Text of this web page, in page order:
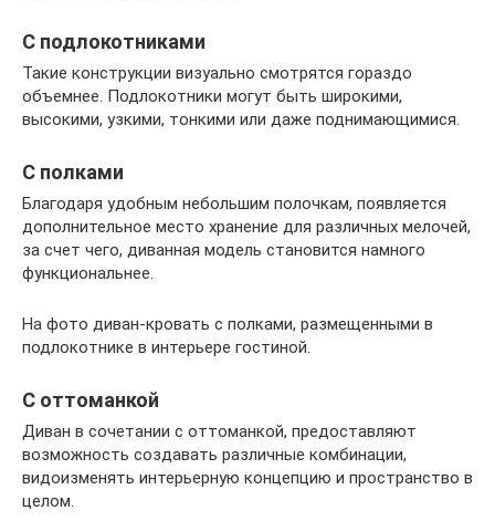
С подлокотниками
Такие конструкции визуально смотрятся гораздо
объемнее. Подлокотники могут быть широкими,
высокими, узкими, тонкими или даже поднимающимися.
С полками
Благодаря удобным небольшим полочкам, появляется
дополнительное место хранение для различных мелочей,
за счет чего, диванная модель становится намного
функциональнее.
На фото диван-кровать с полками, размещенными в
подлокотнике в интерьере гостиной.
С оттоманкой
Диван в сочетании с оттоманкой, предоставляют
возможность создавать различные комбинации,
видоизменять интерьерную концепцию и пространство в
целом.